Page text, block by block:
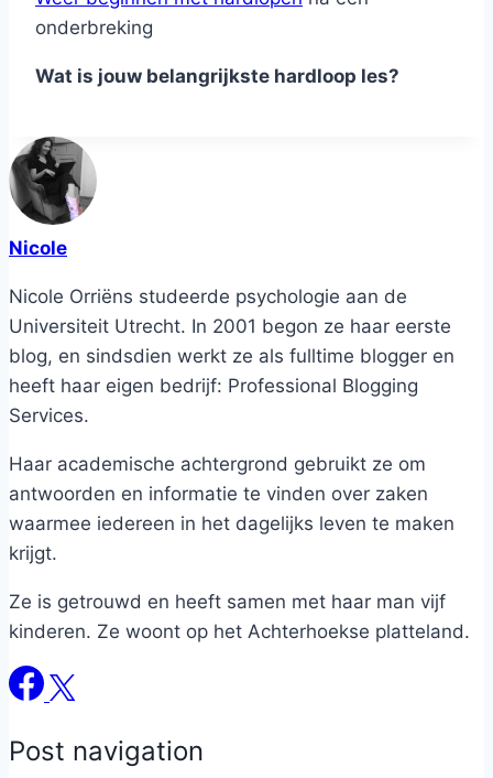
onderbreking
Wat is jouw belangrijkste hardloop les?
Nicole
Nicole Orriëns studeerde psychologie aan de
Universiteit Utrecht. In 2001 begon ze haar eerste
blog, en sindsdien werkt ze als fulltime blogger en
heeft haar eigen bedrijf: Professional Blogging
Services.
Haar academische achtergrond gebruikt ze om
antwoorden en informatie te vinden over zaken
waarmee iedereen in het dagelijks leven te maken
krijgt.
Ze is getrouwd en heeft samen met haar man vijf
kinderen. Ze woont op het Achterhoekse platteland.
Post navigation